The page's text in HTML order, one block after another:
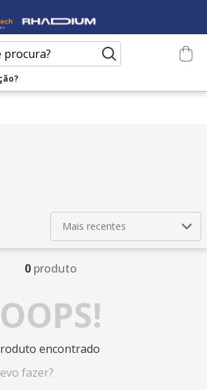
Mais recentes
0 produto
OOPS!
encontrado
fazer?